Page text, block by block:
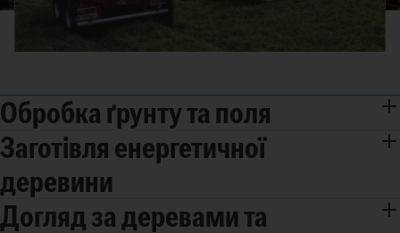
Обробка ґрунту та поля
Заготівля енергетичної
деревини
Догляд за деревами та